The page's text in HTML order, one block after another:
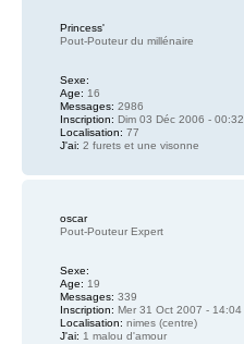
Princess'
Pout-Pouteur du millénaire
Sexe:
Age: 16
Messages: 2986
Inscription: Dim 03 Déc 2006 - 00:32
Localisation: 77
J'ai: 2 furets et une visonne
oscar
Pout-Pouteur Expert
Sexe:
Age: 19
Messages: 339
Inscription: Mer 31 Oct 2007 - 14:04
Localisation: nimes (centre)
J'ai: 1 malou d'amour